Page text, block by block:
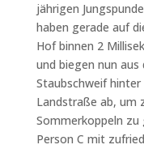
jährigen
haben gerade auf
Hof binnen 2
und biegen nun
Staubschweif
Landstraße ab, um
Sommerkoppeln zu
Person C mit